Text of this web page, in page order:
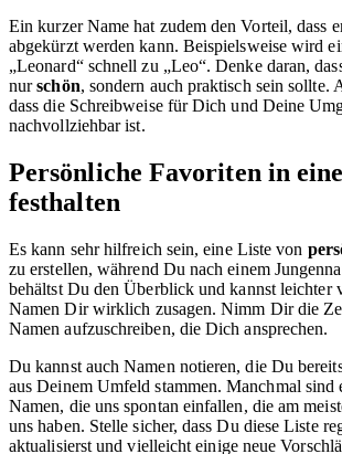
Ein kurzer Name hat zudem den Vorteil, dass
abgekürzt werden kann. Beispielsweise wird
„Leonard“ schnell zu „Leo“. Denke daran,
nurschön, sondern auch praktisch sein sollte.
dass die Schreibweise für Dich und Deine
nachvollziehbar ist.
Persönliche Favoriten in
festhalten
Es kann sehr hilfreich sein, eine Liste von
zu erstellen, während Du nach einem
behältst Du den Überblick und kannst leichter
Namen Dir wirklich zusagen. Nimm Dir die
Namen aufzuschreiben, die Dich ansprechen.
Du kannst auch Namen notieren, die Du
aus Deinem Umfeld stammen. Manchmal sind
Namen, die uns spontan einfallen, die am
uns haben. Stelle sicher, dass Du diese Liste
aktualisierst und vielleicht einige neue